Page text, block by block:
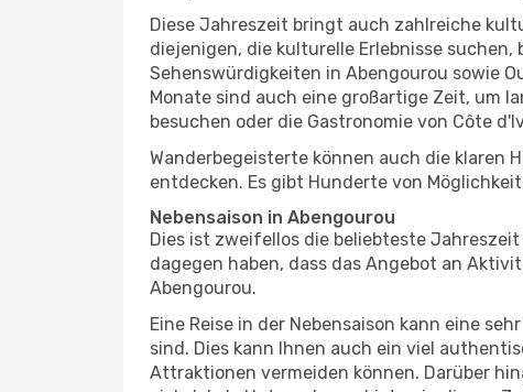
Diese Jahreszeit bringt auch zahlreiche
diejenigen, die kulturelle Erlebnisse
Sehenswürdigkeiten in Abengourou sowie
Monate sind auch eine großartige Zeit, um
besuchen oder die Gastronomie von Côte
Wanderbegeisterte können auch die klaren
entdecken. Es gibt Hunderte von
Nebensaison in Abengourou
Dies ist zweifellos die beliebteste
dagegen haben, dass das Angebot an
Abengourou.
Eine Reise in der Nebensaison kann eine
sind. Dies kann Ihnen auch ein viel
Attraktionen vermeiden können. Darüber